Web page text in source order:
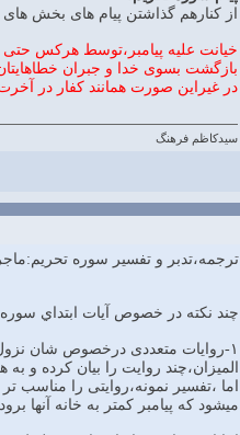
از کنارهم گذاشتن پیام های بخش های مختلف سوره که شامل سه
خیانت علیه پیامبر،توسط هرکس
بازگشت بسوی خدا و جبران خطاهایتان
در غیراین صورت همانند کفار در
سیدکاظم فرهنگ
ترجمه،تدبر و تفسير سوره
چند نکته در خصوص آیات ابتداي
۱-روایات متعددی درخصوص شان نزول این آیات در تفاسیر بیان شده است.
المیزان،چند روایت را بیان کرده و
اما ،تفسیر نمونه،روایتی را
میشود که پیامبر کمتر به خانه آنها